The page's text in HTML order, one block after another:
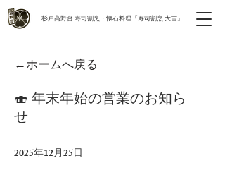
​杉戸高野台 寿司割烹・懐石料理「寿司割烹 大吉」
←ホームへ戻る
🍣 年末年始の営業のお知ら
せ
2025年12月25日